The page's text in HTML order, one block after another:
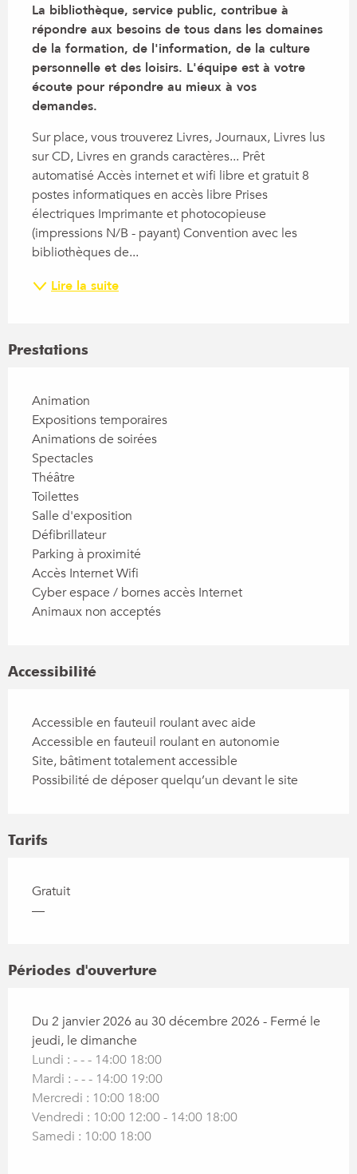
La bibliothèque, service public, contribue à
répondre aux besoins de tous dans les domaines
de la formation, de l'information, de la culture
personnelle et des loisirs. L'équipe est à votre
écoute pour répondre au mieux à vos
demandes.
Sur place, vous trouverez Livres, Journaux, Livres lus
sur CD, Livres en grands caractères... Prêt
automatisé Accès internet et wifi libre et gratuit 8
postes informatiques en accès libre Prises
électriques Imprimante et photocopieuse
(impressions N/B - payant) Convention avec les
bibliothèques de...
Lire la suite
Prestations
Animation
Expositions temporaires
Animations de soirées
Spectacles
Théâtre
Toilettes
Salle d'exposition
Défibrillateur
Parking à proximité
Accès Internet Wifi
Cyber espace / bornes accès Internet
Animaux non acceptés
Accessibilité
Accessible en fauteuil roulant avec aide
Accessible en fauteuil roulant en autonomie
Site, bâtiment totalement accessible
Possibilité de déposer quelqu’un devant le site
Tarifs
Gratuit
—
Périodes d'ouverture
Du 2 janvier 2026 au 30 décembre 2026 - Fermé le
jeudi, le dimanche
Lundi : - - - 14:00 18:00
Mardi : - - - 14:00 19:00
Mercredi : 10:00 18:00
Vendredi : 10:00 12:00 - 14:00 18:00
Samedi : 10:00 18:00